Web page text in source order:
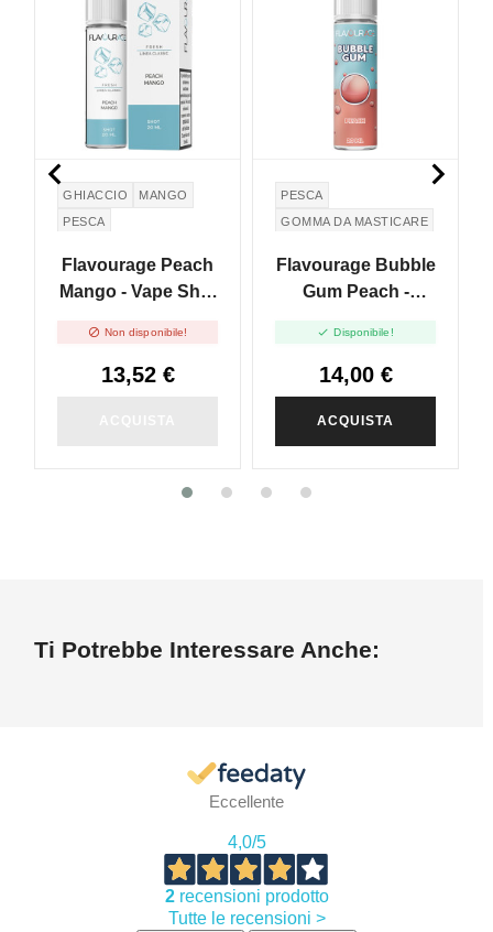
GHIACCIO
MANGO
PESCA
Flavourage Peach
Mango - Vape Shot
 Non disponibile!
13,52 €
PESCA
GOMMA DA MASTICARE
Flavourage Bubble
Gum Peach -
 Disponibile!
14,00 €
ACQUISTA
 
Ti Potrebbe Interessare Anche:
Eccellente
4,0/5
2recensioni prodotto
Tutte le recensioni >